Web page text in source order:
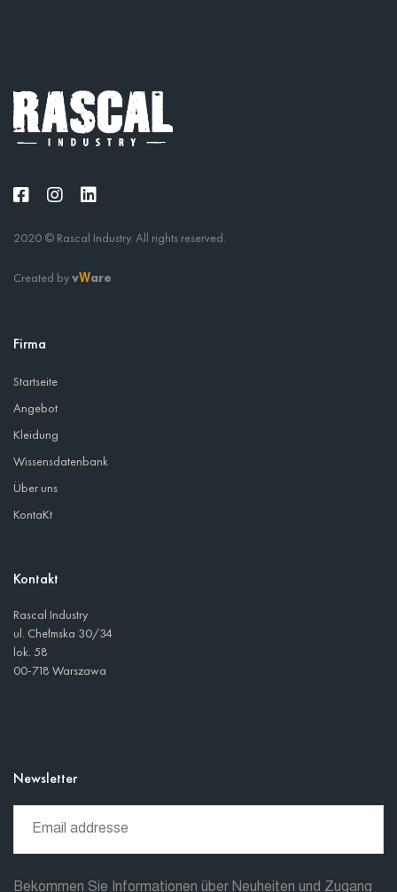
2020 © Rascal Industry. All rights reserved.
Created byvWare
Firma
Startseite
Angebot
Kleidung
Wissensdatenbank
Über uns
KontaKt
Kontakt
Rascal Industry
ul. Chełmska 30/34
lok. 58
00-718 Warszawa
Newsletter
Bekommen Sie Informationen über Neuheiten und Zugang